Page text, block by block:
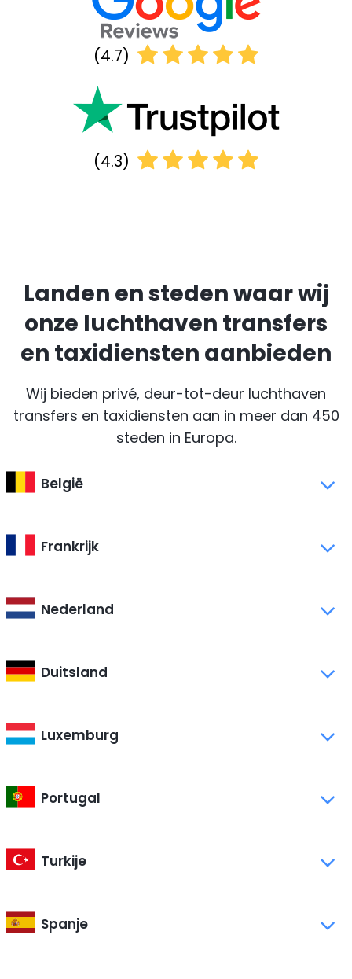
(4.7)
(4.3)
Landen en steden waar wij
onze luchthaven transfers
en taxidiensten aanbieden
Wij bieden privé, deur-tot-deur luchthaven
transfers en taxidiensten aan in meer dan 450
steden in Europa.
België
Frankrijk
Nederland
Duitsland
Luxemburg
Portugal
Turkije
Spanje